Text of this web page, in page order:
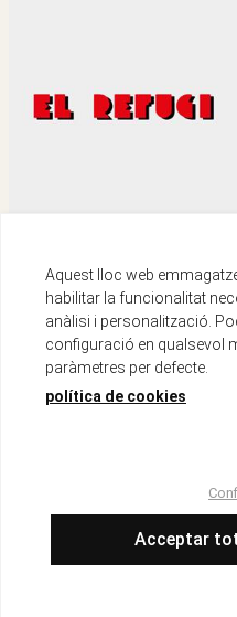
Selk'nam. Genocidio y resistencia
Aquest lloc web
habilitar la funcionalitat
anàlisi i personalització.
configuració en qualsevol
paràmetres per defecte.
política de cookies
Acceptar